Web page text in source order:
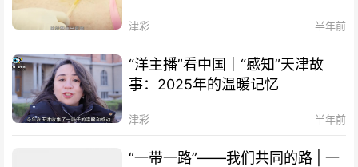
津彩 半年前
“洋主播”看中国｜“感知”天津故
事：2025年的温暖记忆
津彩 半年前
“一带一路”——我们共同的路 | 一